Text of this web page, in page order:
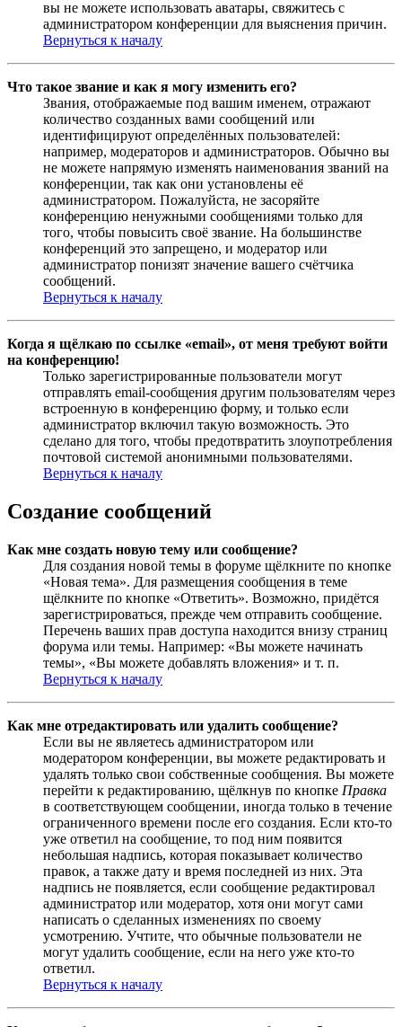
вы не можете использовать аватары, свяжитесь с
администратором конференции для выяснения причин.
Вернуться к началу
Что такое звание и как я могу изменить его?
Звания, отображаемые под вашим именем, отражают
количество созданных вами сообщений или
идентифицируют определённых пользователей:
например, модераторов и администраторов. Обычно вы
не можете напрямую изменять наименования званий на
конференции, так как они установлены её
администратором. Пожалуйста, не засоряйте
конференцию ненужными сообщениями только для
того, чтобы повысить своё звание. На большинстве
конференций это запрещено, и модератор или
администратор понизят значение вашего счётчика
сообщений.
Вернуться к началу
Когда я щёлкаю по ссылке «email», от меня требуют войти
на конференцию!
Только зарегистрированные пользователи могут
отправлять email-сообщения другим пользователям через
встроенную в конференцию форму, и только если
администратор включил такую возможность. Это
сделано для того, чтобы предотвратить злоупотребления
почтовой системой анонимными пользователями.
Вернуться к началу
Создание сообщений
Как мне создать новую тему или сообщение?
Для создания новой темы в форуме щёлкните по кнопке
«Новая тема». Для размещения сообщения в теме
щёлкните по кнопке «Ответить». Возможно, придётся
зарегистрироваться, прежде чем отправить сообщение.
Перечень ваших прав доступа находится внизу страниц
форума или темы. Например: «Вы можете начинать
темы», «Вы можете добавлять вложения» и т. п.
Вернуться к началу
Как мне отредактировать или удалить сообщение?
Если вы не являетесь администратором или
модератором конференции, вы можете редактировать и
удалять только свои собственные сообщения. Вы можете
перейти к редактированию, щёлкнув по кнопке Правка
в соответствующем сообщении, иногда только в течение
ограниченного времени после его создания. Если кто-то
уже ответил на сообщение, то под ним появится
небольшая надпись, которая показывает количество
правок, а также дату и время последней из них. Эта
надпись не появляется, если сообщение редактировал
администратор или модератор, хотя они могут сами
написать о сделанных изменениях по своему
усмотрению. Учтите, что обычные пользователи не
могут удалить сообщение, если на него уже кто-то
ответил.
Вернуться к началу